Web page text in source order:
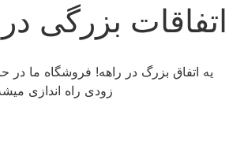
بزرگی
یه اتفاق بزرگ در راهه! فروشگاه ما در
زودی راه اندازی میشه!